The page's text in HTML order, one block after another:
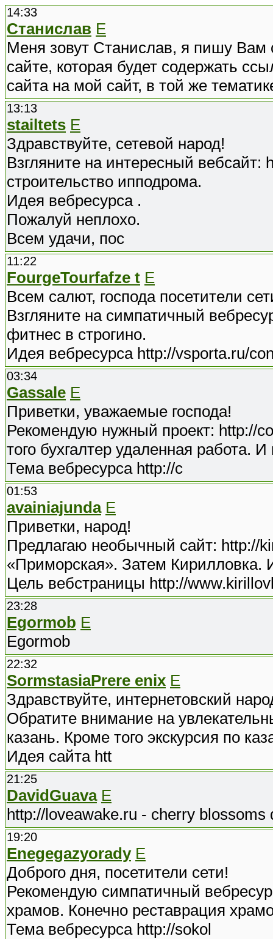
14:33
Станислав E
Меня зовут Станислав, я пишу Вам
сайте, которая будет содержать
сайта на мой сайт, в той же
13:13
stailtets E
Здравствуйте, сетевой народ!
Взгляните на интересный
строительство ипподрома.
Идея вебресурса .
Пожалуй неплохо.
Всем удачи, пос
11:22
FourgeTourfafze t E
Всем салют, господа посетители
Взгляните на симпатичный
фитнес в строгино.
Идея вебресурса http://vsporta.ru/
03:34
Gassale E
Приветки, уважаемые господа!
Рекомендую нужный проект: http://
того бухгалтер удаленная работа.
Тема вебресурса http://c
01:53
avainiajunda E
Приветки, народ!
Предлагаю необычный сайт: http://
«Приморская». Затем Кирилловка.
Цель вебстраницы http://
23:28
Egormob E
Egormob
22:32
SormstasiaPrere enix E
Здравствуйте, интернетовский
Обратите внимание на
казань. Кроме того экскурсия по
Идея сайта htt
21:25
DavidGuava E
http://loveawake.ru - cherry blossoms
19:20
Enegegazyorady E
Доброго дня, посетители сети!
Рекомендую симпатичный
храмов. Конечно реставрация
Тема вебресурса http://sokol